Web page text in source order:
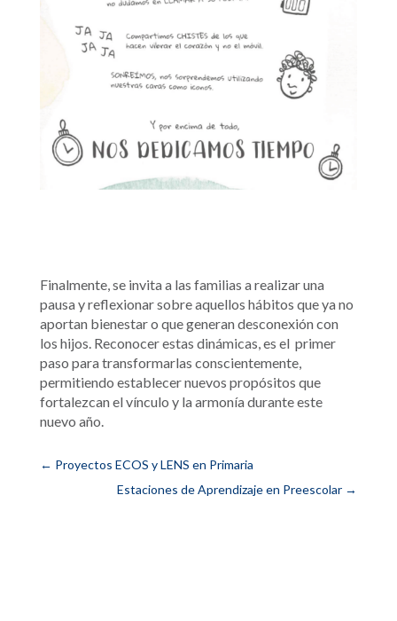
Finalmente, se invita a las familias a realizar una
pausa y reflexionar sobre aquellos hábitos que ya no
aportan bienestar o que generan desconexión con
los hijos. Reconocer estas dinámicas, es el primer
paso para transformarlas conscientemente,
permitiendo establecer nuevos propósitos que
fortalezcan el vínculo y la armonía durante este
nuevo año.
← Proyectos ECOS y LENS en Primaria
Estaciones de Aprendizaje en Preescolar →